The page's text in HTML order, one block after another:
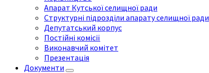
Апарат Кутської селищної ради
Структурні підрозділи апарату селищної ради
Депутатський корпус
Постійні комісії
Виконавчий комітет
Презентація
Документи